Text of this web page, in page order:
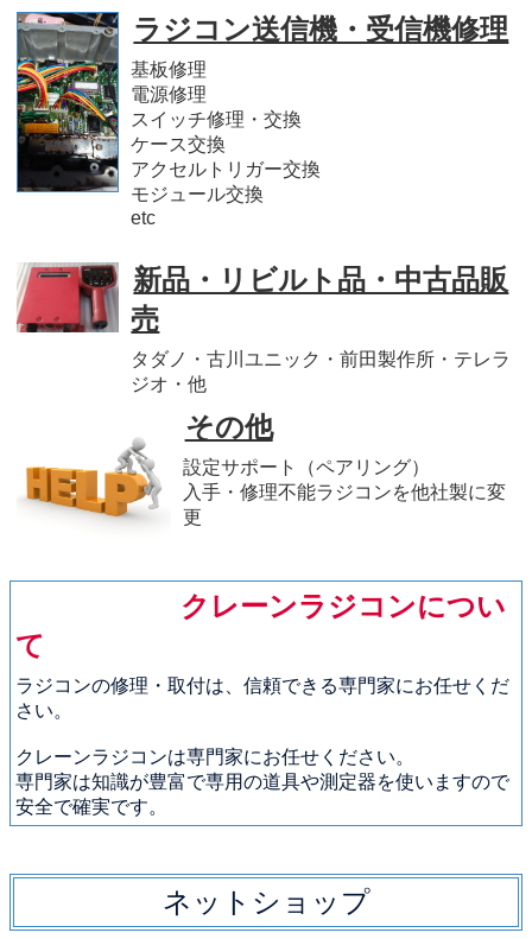
ラジコン送信機・受信機修理
基板修理
電源修理
スイッチ修理・交換
ケース交換
アクセルトリガー交換
モジュール交換
etc
新品・リビルト品・中古品販
売
タダノ・古川ユニック・前田製作所・テレラ
ジオ・他
その他
設定サポート（ペアリング）
入手・修理不能ラジコンを他社製に変
更
クレーンラジコンについ
て
ラジコンの修理・取付は、信頼できる専門家にお任せくだ
さい。
クレーンラジコンは専門家にお任せください。
専門家は知識が豊富で専用の道具や測定器を使いますので
安全で確実です。
ネットショップ